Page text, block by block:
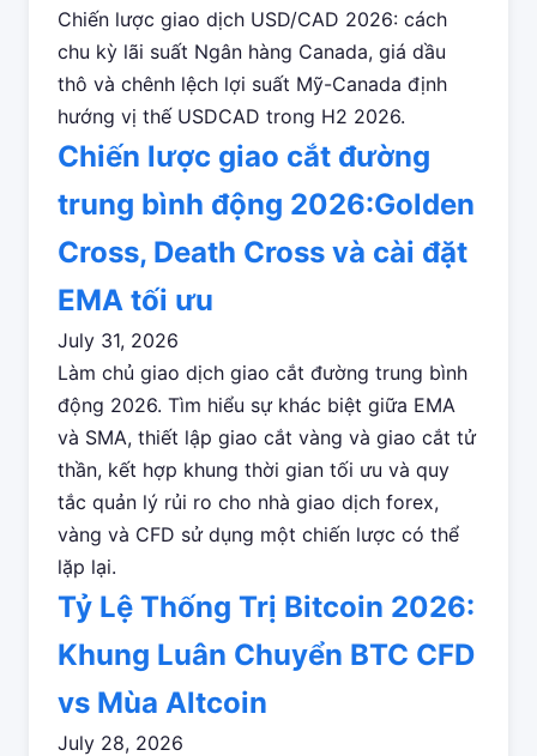
Chiến lược giao dịch USD/CAD 2026: cách
chu kỳ lãi suất Ngân hàng Canada, giá dầu
thô và chênh lệch lợi suất Mỹ-Canada định
hướng vị thế USDCAD trong H2 2026.
Chiến lược giao cắt đường
trung bình động 2026:Golden
Cross, Death Cross và cài đặt
EMA tối ưu
July 31, 2026
Làm chủ giao dịch giao cắt đường trung bình
động 2026. Tìm hiểu sự khác biệt giữa EMA
và SMA, thiết lập giao cắt vàng và giao cắt tử
thần, kết hợp khung thời gian tối ưu và quy
tắc quản lý rủi ro cho nhà giao dịch forex,
vàng và CFD sử dụng một chiến lược có thể
lặp lại.
Tỷ Lệ Thống Trị Bitcoin 2026:
Khung Luân Chuyển BTC CFD
vs Mùa Altcoin
July 28, 2026